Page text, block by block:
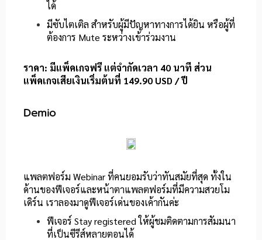
ได้
มีซับไตเติล สำหรับผู้มีปัญหาทางการได้ยิน หรือผู้ที่
ต้องการ Mute ระหว่างเข้าร่วมงาน
ราคา: มีแพ็คเกจฟรี แต่จำกัดเวลา 40 นาที ส่วน
แพ็คเกจเสียเงินเริ่มต้นที่ 149.90 USD / ปี
Demio
แพลตฟอร์ม Webinar ที่คนยอมรับว่าทันสมัยที่สุด ทั้งใน
ด้านของฟีเจอร์และหน้าตาแพลตฟอร์มที่มีความสวยโม
เดิร์น เราลองมาดูฟีเจอร์เด่นของเค้ากันค่ะ
ฟีเจอร์ Stay registered ให้ผู้ชมติดตามการสัมมนา
ที่เป็นซีรีส์หลายตอนได้